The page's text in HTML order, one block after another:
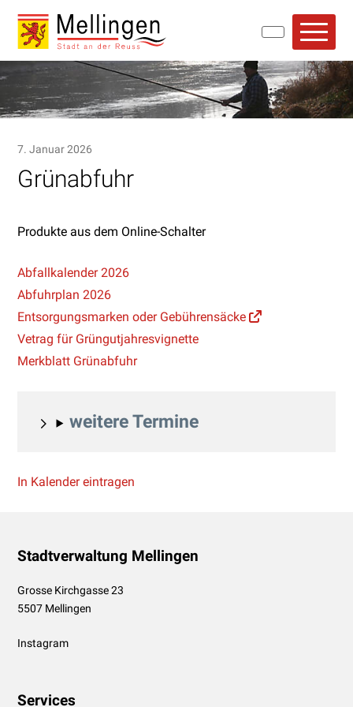
Navigieren in Mellingen
Schnellnavigation
Grünabfuhr
7. Januar 2026
Produkte aus dem Online-Schalter
Abfallkalender 2026
Abfuhrplan 2026
Entsorgungsmarken oder Gebührensäcke
Vetrag für Grüngutjahresvignette
Merkblatt Grünabfuhr
weitere Termine
In Kalender eintragen
Footer
Stadtverwaltung Mellingen
Grosse Kirchgasse 23
5507 Mellingen
Instagram
Services